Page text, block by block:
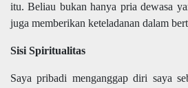
itu. Beliau bukan hanya pria dewasa
juga memberikan keteladanan dalam
Sisi Spiritualitas
Saya pribadi menganggap diri saya